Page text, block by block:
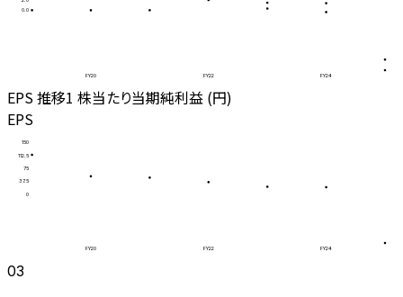
0.0
FY20 FY22 FY24
EPS 推移1 株当たり当期純利益 (円)
EPS
0
37.5
75
112.5
150
FY20 FY22 FY24
03